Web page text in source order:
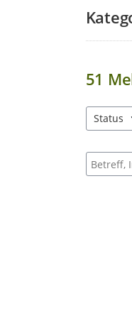
51
Status
Suche